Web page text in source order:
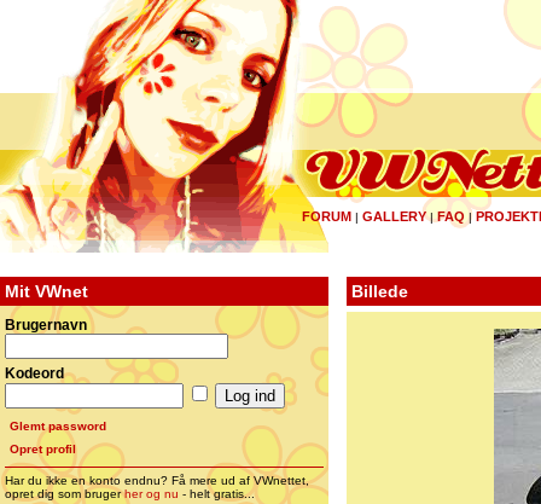
FORUM | GALLERY|FAQ |
Mit VWnet
Brugernavn
Kodeord
Glemt password
Opret profil
Har du ikke en konto endnu? Få mere ud af VWnettet,
opret dig som brugerher og nu - helt gratis...
Billede